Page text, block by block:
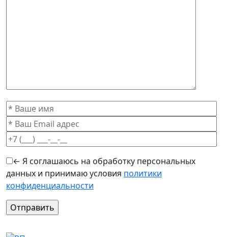
← Я соглашаюсь на обработку персональных
данных и принимаю условия политики
конфиденциальности
Оставьте это поле пустым.